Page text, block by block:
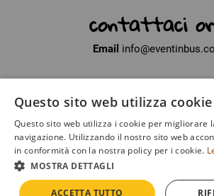
contattaci
Email
Partita Iva01371040450
Iscritto al registro delle Imprese di
Numero di iscrizioneSP -
Questo sito web utilizza cookie
Questo sito web utilizza i cookie per migliorare
navigazione. Utilizzando il nostro sito web
in conformità con la nostra policy per i cookie.
MOSTRA DETTAGLI
ACCETTA TUTTO